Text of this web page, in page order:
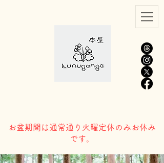
​お盆期間は通常通り火曜定休のみお休み
です。